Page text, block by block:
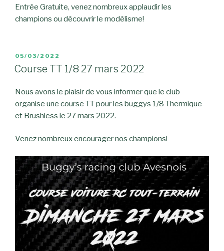
Entrée Gratuite, venez nombreux applaudir les
champions ou découvrir le modélisme!
PUBLIÉ
LE
05/03/2022
Course TT 1/8 27 mars 2022
Nous avons le plaisir de vous informer que le club
organise une course TT pour les buggys 1/8 Thermique
et Brushless le 27 mars 2022.
Venez nombreux encourager nos champions!